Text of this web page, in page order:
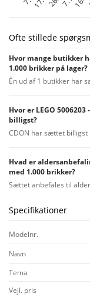
Ofte stillede
Hvor mange butikker
1.000 brikker på lager?
Én ud af 1 butikker har
Hvor er LEGO
billigst?
CDON har sættet billigst
Hvad er
med 1.000 brikker?
Sættet anbefales til
Specifikationer
Modelnr.
Navn
Tema
Vejl. pris